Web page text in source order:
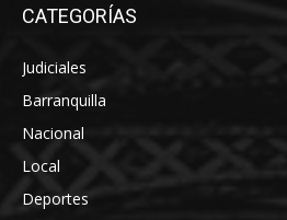
CATEGORÍAS
Judiciales
Barranquilla
Nacional
Local
Deportes